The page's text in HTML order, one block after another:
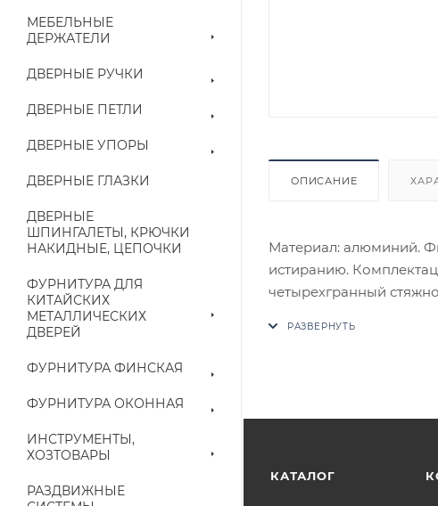
МЕБЕЛЬНЫЕ
ДЕРЖАТЕЛИ
ДВЕРНЫЕ РУЧКИ
ДВЕРНЫЕ ПЕТЛИ
ДВЕРНЫЕ УПОРЫ
ДВЕРНЫЕ ГЛАЗКИ
ДВЕРНЫЕ
ШПИНГАЛЕТЫ, КРЮЧКИ
НАКИДНЫЕ, ЦЕПОЧКИ
ФУРНИТУРА ДЛЯ
КИТАЙСКИХ
МЕТАЛЛИЧЕСКИХ
ДВЕРЕЙ
ФУРНИТУРА ФИНСКАЯ
ФУРНИТУРА ОКОННАЯ
ИНСТРУМЕНТЫ,
ХОЗТОВАРЫ
РАЗДВИЖНЫЕ
ОПИСАНИЕ
Материал: алюминий.
истиранию.
четырехгранный
Конечная цена будет
КАТАЛОГ